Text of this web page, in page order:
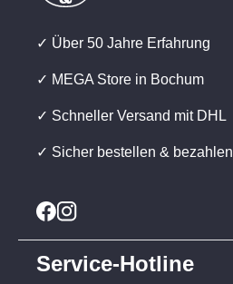
✓ Über 50 Jahre Erfahrung
✓ MEGA Store in Bochum
✓ Schneller Versand mit DHL
✓ Sicher bestellen & bezahlen
Service-Hotline